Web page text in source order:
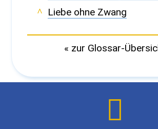
Liebe ohne Zwang
« zur Glossar-
